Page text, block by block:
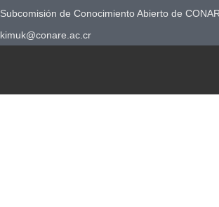
Subcomisión de Conocimiento Abierto de
kimuk@conare.ac.cr